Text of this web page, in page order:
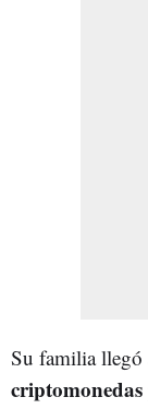
Su familia llegó
criptomonedas